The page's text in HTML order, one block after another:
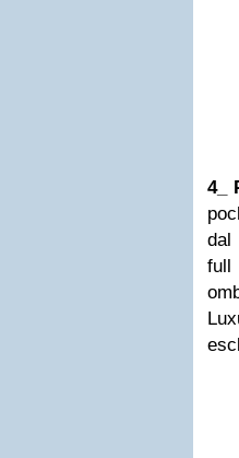
4_
dal
full